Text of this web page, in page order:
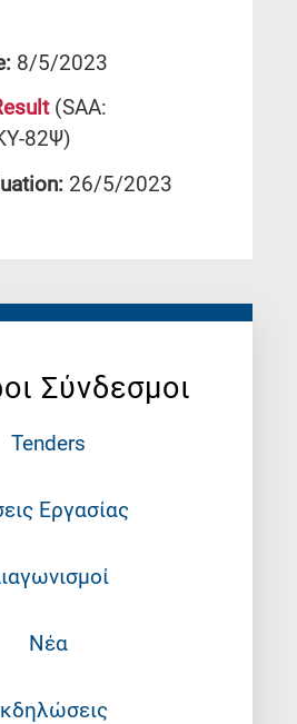
Σύνδεσμοι
Tenders
Εργασίας
Νέα
8/5/2023
(SAA:
82Ψ)
26/5/2023